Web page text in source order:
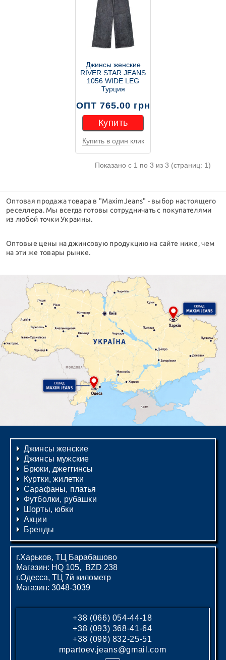
Джинсы женские
RIVER STAR JEANS
1056 WIDE LEG
Турция
ОПТ 765.00 грн
Купить
Купить
Купить в один клик
Показано с 1 по 3 из 3 (страниц: 1)
Оптовая продажа товара в "MaximJeans" - выбор настоящего
реселлера. Мы всегда готовы сотрудничать с покупателями
из любой точки Украины.
Оптовые цены на джинсовую продукцию на сайте ниже, чем
на эти же товары рынке.
Джинсы женские
Джинсы мужские
Брюки, джеггинсы
Куртки, жилетки
Сарафаны, платья
Футболки, рубашки
Шорты, юбки
Акции
Бренды
г.Харьков, ТЦ Барабашово
Магазин: HQ 105, BZD 238
г.Одесса, ТЦ 7й километр
Магазин: 3048-3039
+38 (066) 054-44-18
+38 (093) 368-41-64
+38 (098) 832-25-51
mpartoev.jeans@gmail.com